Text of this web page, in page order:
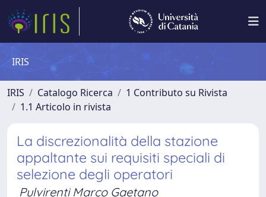
IRIS
IRIS Catalogo Ricerca
1 Contributo su Rivista
1.1 Articolo in rivista
La discrezionalità della stazione
appaltante sui requisiti speciali di
selezione degli operatori
Pulvirenti Marco Gaetano